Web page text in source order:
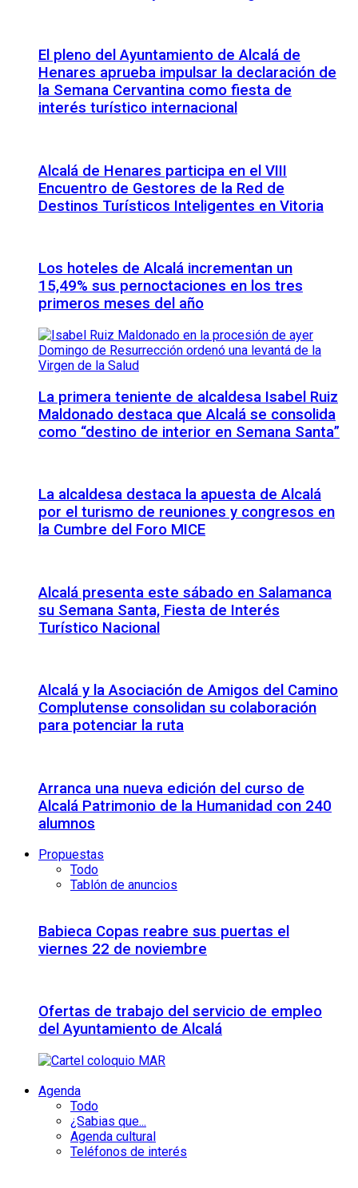
El pleno del Ayuntamiento de Alcalá de
Henares aprueba impulsar la declaración de
la Semana Cervantina como fiesta de
interés turístico internacional
Alcalá de Henares participa en el VIII
Encuentro de Gestores de la Red de
Destinos Turísticos Inteligentes en Vitoria
Los hoteles de Alcalá incrementan un
15,49% sus pernoctaciones en los tres
primeros meses del año
La primera teniente de alcaldesa Isabel Ruiz
Maldonado destaca que Alcalá se consolida
como “destino de interior en Semana Santa”
La alcaldesa destaca la apuesta de Alcalá
por el turismo de reuniones y congresos en
la Cumbre del Foro MICE
Alcalá presenta este sábado en Salamanca
su Semana Santa, Fiesta de Interés
Turístico Nacional
Alcalá y la Asociación de Amigos del Camino
Complutense consolidan su colaboración
para potenciar la ruta
Arranca una nueva edición del curso de
Alcalá Patrimonio de la Humanidad con 240
alumnos
Propuestas
Todo
Tablón de anuncios
Babieca Copas reabre sus puertas el
viernes 22 de noviembre
Ofertas de trabajo del servicio de empleo
del Ayuntamiento de Alcalá
Agenda
Todo
¿Sabias que...
Agenda cultural
Teléfonos de interés